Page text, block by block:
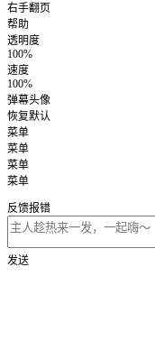
右手翻页
帮助
透明度
100%
速度
100%
弹幕头像
恢复默认
菜单
菜单
菜单
菜单
反馈报错
发送